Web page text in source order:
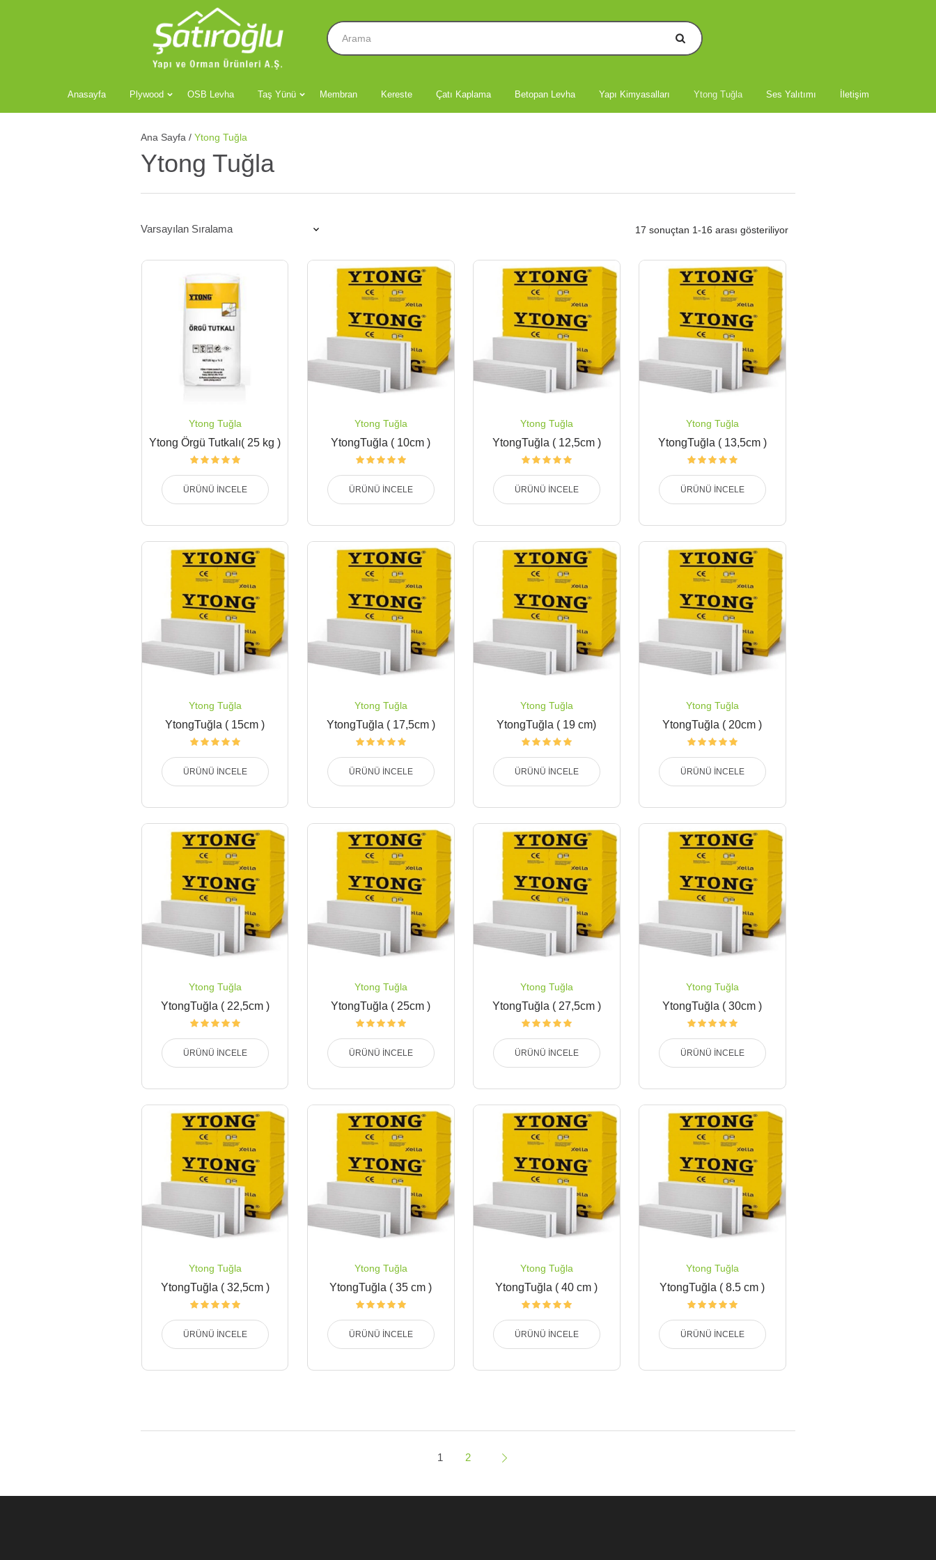
Anasayfa Plywood OSB Levha Taş Yünü Membran Kereste Çatı Kaplama Betopan Levha Yapı Kimyasalları Ytong Tuğla Ses Yalıtımı İletişim
Ana Sayfa / Ytong Tuğla
Ytong Tuğla
17 sonuçtan 1-16 arası gösteriliyor
Ytong Tuğla
Ytong Örgü Tutkalı( 25 kg )
ÜRÜNÜ İNCELE
Ytong Tuğla
YtongTuğla ( 10cm )
ÜRÜNÜ İNCELE
Ytong Tuğla
YtongTuğla ( 12,5cm )
ÜRÜNÜ İNCELE
Ytong Tuğla
YtongTuğla ( 13,5cm )
ÜRÜNÜ İNCELE
Ytong Tuğla
YtongTuğla ( 15cm )
ÜRÜNÜ İNCELE
Ytong Tuğla
YtongTuğla ( 17,5cm )
ÜRÜNÜ İNCELE
Ytong Tuğla
YtongTuğla ( 19 cm)
ÜRÜNÜ İNCELE
Ytong Tuğla
YtongTuğla ( 20cm )
ÜRÜNÜ İNCELE
Ytong Tuğla
YtongTuğla ( 22,5cm )
ÜRÜNÜ İNCELE
Ytong Tuğla
YtongTuğla ( 25cm )
ÜRÜNÜ İNCELE
Ytong Tuğla
YtongTuğla ( 27,5cm )
ÜRÜNÜ İNCELE
Ytong Tuğla
YtongTuğla ( 30cm )
ÜRÜNÜ İNCELE
Ytong Tuğla
YtongTuğla ( 32,5cm )
ÜRÜNÜ İNCELE
Ytong Tuğla
YtongTuğla ( 35 cm )
ÜRÜNÜ İNCELE
Ytong Tuğla
YtongTuğla ( 40 cm )
ÜRÜNÜ İNCELE
Ytong Tuğla
YtongTuğla ( 8.5 cm )
ÜRÜNÜ İNCELE
1 2